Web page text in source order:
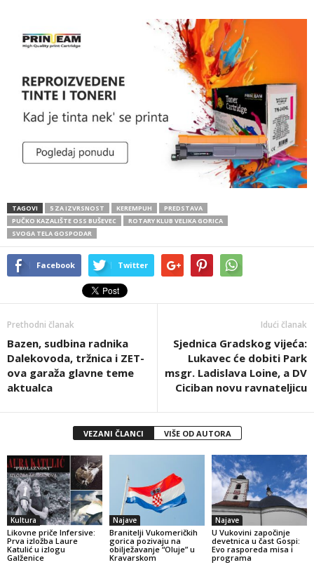
TAGOVI 5 ZA IZVRSNOST KEREMPUH
PREDSTAVA
PUČKO KAZALIŠTE OSS BUŠEVEC
ROTARY KLUB VELIKA GORICA
SVOGA TELA GOSPODAR
Facebook Twitter
Prethodni članak
Bazen, sudbina radnika
Dalekovoda, tržnica i ZET-
ova garaža glavne teme
aktualca
Idući članak
Sjednica Gradskog vijeća:
Lukavec će dobiti Park
msgr. Ladislava Loine, a DV
Ciciban novu ravnateljicu
VEZANI ČLANCI VIŠE OD AUTORA
Kultura
Likovne priče Infersive:
Prva izložba Laure
Katulić u izlogu
Galženice
Najave
Branitelji Vukomeričkih
gorica pozivaju na
obilježavanje “Oluje” u
Kravarskom
Najave
U Vukovini započinje
devetnica u čast Gospi:
Evo rasporeda misa i
programa